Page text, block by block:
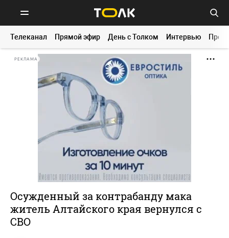
Телеканал Прямой эфир День с Толком Интервью
РЕКЛАМА
Осужденный за контрабанду мака
житель Алтайского края вернулся с
СВО